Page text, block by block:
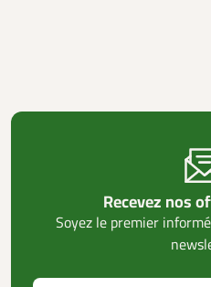
Recevez nos
Soyez le premier